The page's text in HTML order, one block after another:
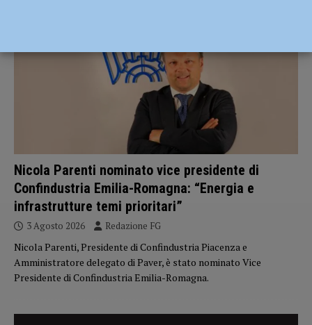
Nicola Parenti nominato vice presidente di
Confindustria Emilia-Romagna: “Energia e
infrastrutture temi prioritari”
3 Agosto 2026 Redazione FG
Nicola Parenti, Presidente di Confindustria Piacenza e
Amministratore delegato di Paver, è stato nominato Vice
Presidente di Confindustria Emilia-Romagna.